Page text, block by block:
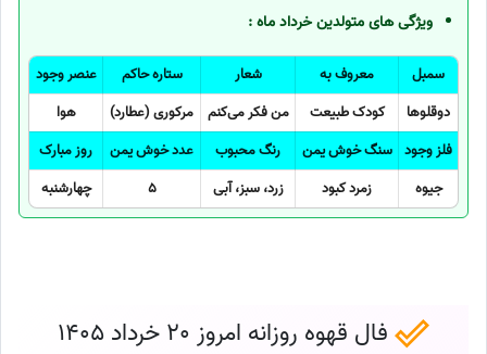
ویژگی های متولدین خرداد ماه :
سمبل معروف به شعار ستاره حاکم
عنصر وجود
دوقلوها
کودک طبیعت من فکر می‌کنم مرکوری (عطارد)
هوا
فلز وجود سنگ خوش یمن رنگ محبوب عدد خوش یمن
روز مبارک
جیوه
زمرد کبود زرد، سبز، آبی 5 چهارشنبه
فال قهوه روزانه امروز 20 خرداد 1405